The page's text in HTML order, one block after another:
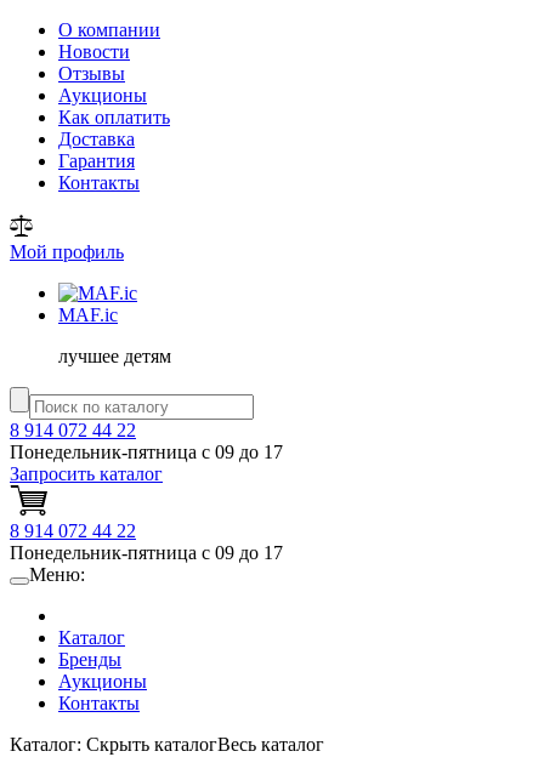
О компании
Новости
Отзывы
Аукционы
Как оплатить
Доставка
Гарантия
Контакты
Мой профиль
MAF.ic
лучшее детям
8 914 072 44 22
Понедельник-пятница с 09 до 17
Запросить каталог
8 914 072 44 22
Понедельник-пятница с 09 до 17
Меню:
Каталог
Бренды
Аукционы
Контакты
Каталог: Cкрыть каталогВесь каталог